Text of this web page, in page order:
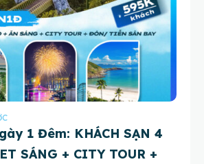
1 Đêm: KHÁCH SẠN 4
SÁNG + CITY TOUR +